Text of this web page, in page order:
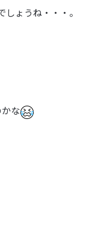
ょうね・・・。
な